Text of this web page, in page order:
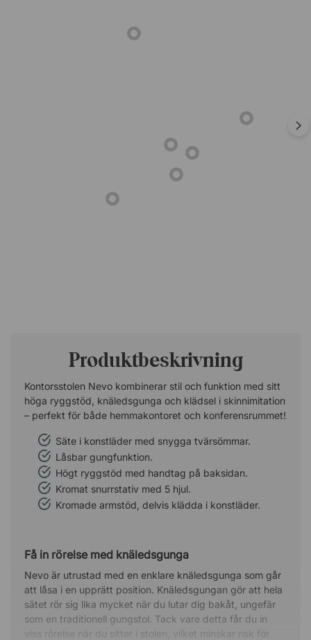
Produktbeskrivning
Kontorsstolen Nevo kombinerar stil och funktion med sitt
höga ryggstöd, knäledsgunga och klädsel i skinnimitation
– perfekt för både hemmakontoret och konferensrummet!
Säte i konstläder med snygga tvärsömmar.
Låsbar gungfunktion.
Högt ryggstöd med handtag på baksidan.
Kromat snurrstativ med 5 hjul.
Kromade armstöd, delvis klädda i konstläder.
Få in rörelse med knäledsgunga
Nevo är utrustad med en enklare knäledsgunga som går
att låsa i en upprätt position. Knäledsgungan gör att hela
sätet rör sig lika mycket när du lutar dig bakåt, ungefär
som en traditionell gungstol. Tack vare detta får du in
viss rörelse när du sitter i stolen, vilket minskar risk för